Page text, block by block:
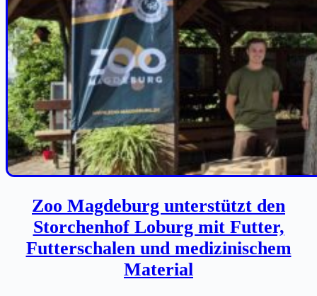
Zoo Magdeburg unterstützt den
Storchenhof Loburg mit Futter,
Futterschalen und medizinischem
Material